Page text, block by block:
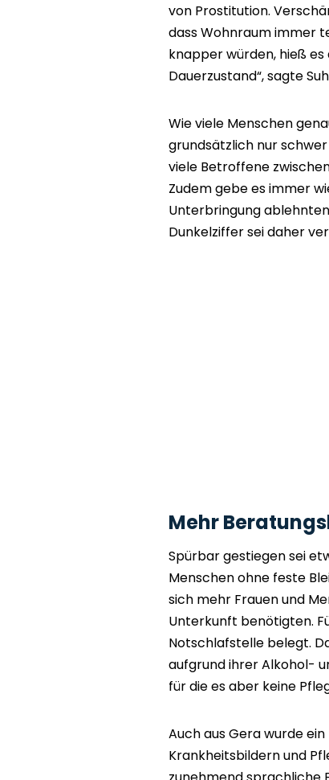
von Prostitution.
dass Wohnraum immer
knapper würden, hieß es
Dauerzustand“, sagte
Wie viele Menschen
grundsätzlich nur
viele Betroffene
Zudem gebe es immer
Unterbringung
Dunkelziffer sei daher
Mehr
Spürbar gestiegen sei
Menschen ohne feste
sich mehr Frauen und
Unterkunft benötigten.
Notschlafstelle belegt.
aufgrund ihrer Alkohol-
für die es aber keine
Auch aus Gera wurde
Krankheitsbildern und